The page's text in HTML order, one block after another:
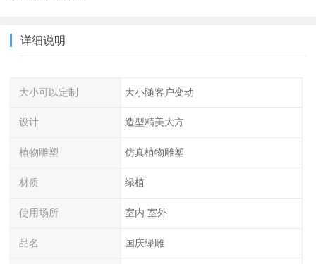
详细说明
大小可以定制 大小随客户变动
设计 造型精美大方
植物雕塑 仿真植物雕塑
材质 绿植
使用场所 室内 室外
品名 国庆绿雕